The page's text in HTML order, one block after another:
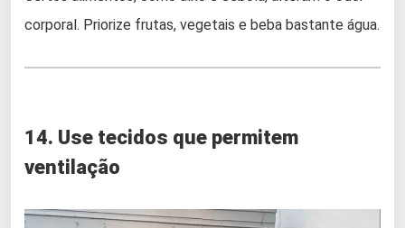
corporal. Priorize frutas, vegetais e beba bastante água.
14. Use tecidos que permitem
ventilação